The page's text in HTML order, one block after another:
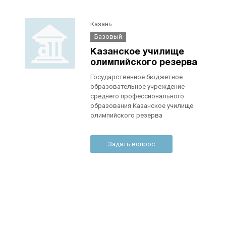
Казань
Базовый
Казанское училище
олимпийского резерва
Государственное бюджетное
образовательное учреждение
среднего профессионального
образования Казанское училище
олимпийского резерва
Задать вопрос